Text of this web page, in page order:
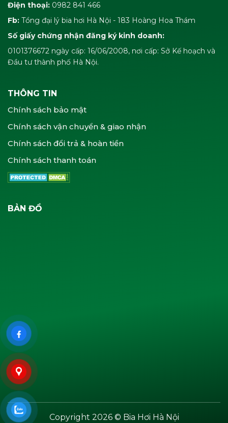
Điện thoại: 0982 841 466
Fb: Tổng đại lý bia hơi Hà Nội - 183 Hoàng Hoa Thám
Số giấy chứng nhận đăng ký kinh doanh:
0101376672 ngày cấp: 16/06/2008, nơi cấp: Sở Kế hoạch và
Đầu tư thành phố Hà Nội.
THÔNG TIN
Chính sách bảo mật
Chính sách vận chuyển & giao nhận
Chính sách đổi trả & hoàn tiền
Chính sách thanh toán
BẢN ĐỒ
Copyright 2026 © Bia Hơi Hà Nội